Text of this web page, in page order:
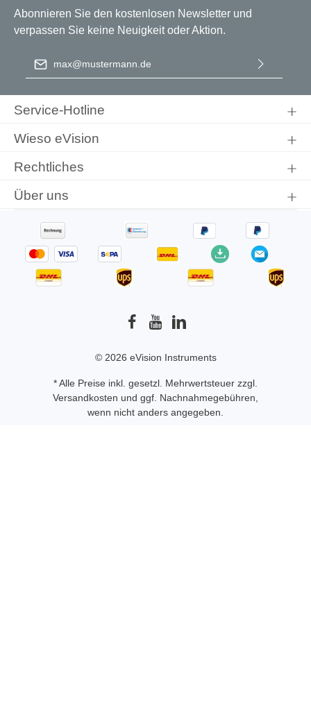
Abonnieren Sie den kostenlosen Newsletter und
verpassen Sie keine Neuigkeit oder Aktion.
E-Mail-Adresse
einverstanden.
Service-Hotline
Wieso eVision
Rechtliches
Über uns
© 2026 eVision Instruments
* Alle Preise inkl. gesetzl. Mehrwertsteuer zzgl.
Versandkosten und ggf. Nachnahmegebühren,
wenn nicht anders angegeben.